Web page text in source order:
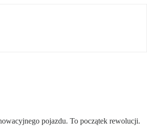
pojazdu. To początek rewolucji.